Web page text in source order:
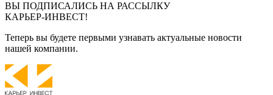
ВЫ ПОДПИСАЛИСЬ НА РАССЫЛКУ
КАРЬЕР-ИНВЕСТ!
Теперь вы будете первыми узнавать актуальные новости
нашей компании.